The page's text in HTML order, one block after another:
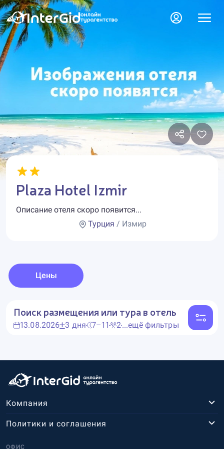
Plaza Hotel Izmir
Описание отеля скоро появится...
Турция / Измир
Цены
Поиск размещения или тура в отель
13.08.2026 3 дня 7–11 2...ещё фильтры
Компания
ОФИС
Политики и соглашения